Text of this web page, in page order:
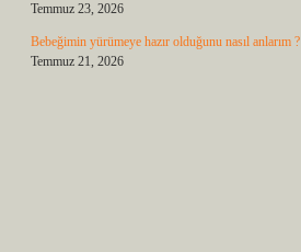
Temmuz 23, 2026
Bebeğimin yürümeye hazır olduğunu nasıl anlarım ?
Temmuz 21, 2026